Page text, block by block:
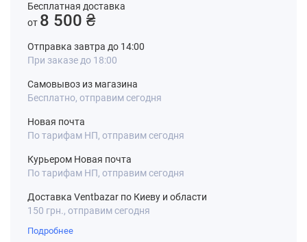
Бесплатная доставка
от 8 500 ₴
Отправка завтра до 14:00
При заказе до 18:00
Самовывоз из магазина
Бесплатно, отправим сегодня
Новая почта
По тарифам НП, отправим сегодня
Курьером Новая почта
По тарифам НП, отправим сегодня
Доставка Ventbazar по Киеву и области
150 грн., отправим сегодня
Подробнее